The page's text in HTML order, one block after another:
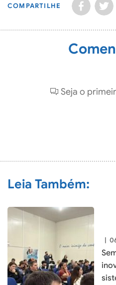
COMPARTILHE
Seja o
Leia Também:
|